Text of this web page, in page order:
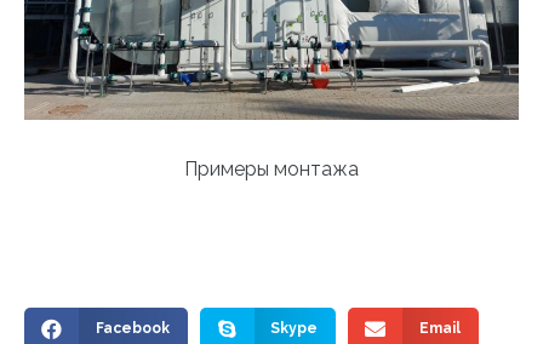
Примеры монтажа
Facebook Skype Email